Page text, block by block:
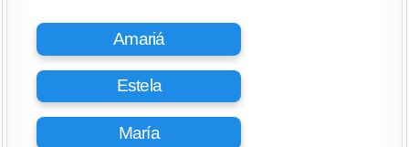
Amariá
Estela
María